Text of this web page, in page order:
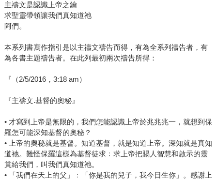
主禱文是認識上帝之鑰
求聖靈帶領讓我們真知道祂
阿們。
本系列書寫作指引是以主禱文禱告而得，有為全系列禱告者，有
為各書主題禱告者。在此列最初兩次禱告所得：
『（2/5/2016，3:18 am）
『主禱文.基督的奧秘』
• 才寫到上帝是無限的，我們怎能認識上帝於兆兆兆一，就想到保
羅怎可能深知基督的奧秘？
• 上帝的奧秘就是基督。知道基督，就是知道上帝。深知就是真知
道祂。難怪保羅這樣為基督徒求﹕求上帝把賜人智慧和啟示的靈
賞給我們，叫我們真知道祂。
• 「我們在天上的父」﹕「你是我的兒子，我今日生你」。感謝上